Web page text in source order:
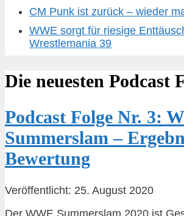
CM Punk ist zurück – wieder
WWE sorgt für riesige
Wrestlemania 39
Die neuesten Podcast
Podcast Folge Nr. 3:
Summerslam –
Bewertung
Veröffentlicht: 25. August 2020